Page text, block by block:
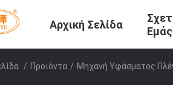
Αρχική Σελίδα
Εμάς
/ Προϊόντα / Μηχανή Υφάσματος